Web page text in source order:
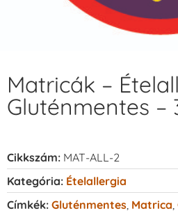
Matricák –
Gluténmentes –
Cikkszám: MAT-ALL-2
Kategória: Ételallergia
Címkék: Gluténmentes Matrica